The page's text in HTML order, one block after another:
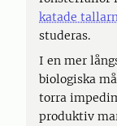
katade
studeras.
I en mer
biologiska
torra
produktiv